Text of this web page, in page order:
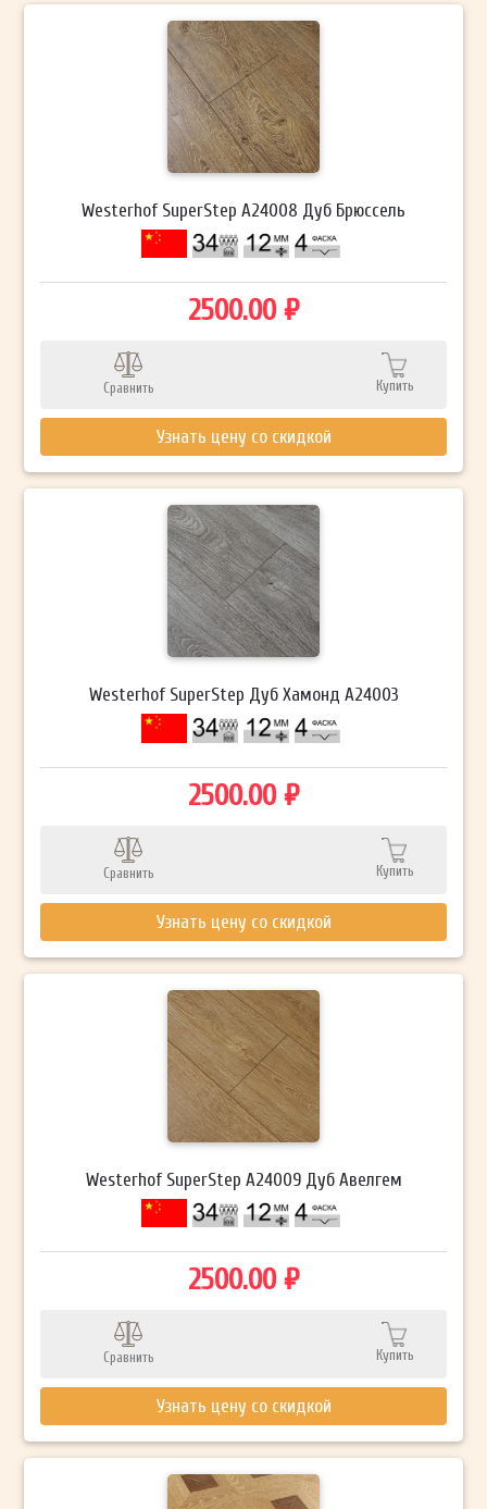
Westerhof SuperStep А24008 Дуб Брюссель
2500.00 ₽
Сравнить Купить
Узнать цену со скидкой
Westerhof SuperStep Дуб Хамонд А24003
2500.00 ₽
Сравнить Купить
Узнать цену со скидкой
Westerhof SuperStep А24009 Дуб Авелгем
2500.00 ₽
Сравнить Купить
Узнать цену со скидкой